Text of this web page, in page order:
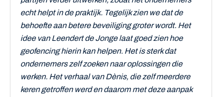
echt helpt in de praktijk. Tegelijk zien we dat de
behoefte aan betere beveiliging groter wordt. Het
idee van Leendert de Jonge laat goed zien hoe
geofencing hierin kan helpen. Het is sterk dat
ondernemers zelf zoeken naar oplossingen die
werken. Het verhaal van Dènis, die zelf meerdere
keren getroffen werd en daarom met deze aanpak